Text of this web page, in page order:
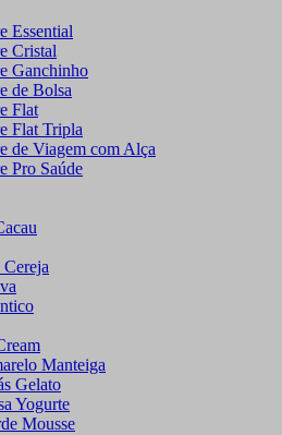
Essential
Cristal
Ganchinho
de Bolsa
Flat
Flat Tripla
de Viagem com Alça
Pro Saúde
Manteiga
Gelato
Yogurte
Mousse